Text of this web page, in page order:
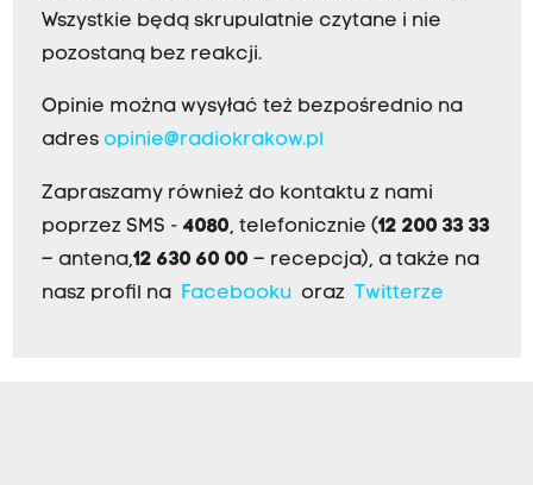
Wszystkie będą skrupulatnie czytane i nie
pozostaną bez reakcji.
Opinie można wysyłać też bezpośrednio na
adres opinie@radiokrakow.pl
Zapraszamy również do kontaktu z nami
poprzez SMS - 4080, telefonicznie (12 200 33 33
– antena,12 630 60 00 – recepcja), a także na
nasz profil na
Facebookuoraz Twitterze